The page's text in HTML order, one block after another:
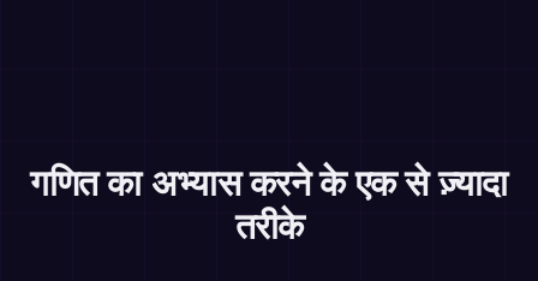
गणित का अभ्यास करने के एक से ज़्यादा
तरीके